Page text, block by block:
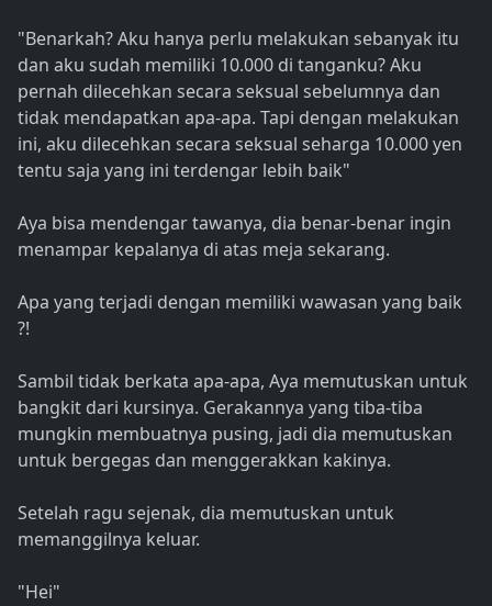
"Benarkah? Aku hanya perlu melakukan sebanyak itu
dan aku sudah memiliki 10.000 di tanganku? Aku
pernah dilecehkan secara seksual sebelumnya dan
tidak mendapatkan apa-apa. Tapi dengan melakukan
ini, aku dilecehkan secara seksual seharga 10.000 yen
tentu saja yang ini terdengar lebih baik"
Aya bisa mendengar tawanya, dia benar-benar ingin
menampar kepalanya di atas meja sekarang.
Apa yang terjadi dengan memiliki wawasan yang baik
?!
Sambil tidak berkata apa-apa, Aya memutuskan untuk
bangkit dari kursinya. Gerakannya yang tiba-tiba
mungkin membuatnya pusing, jadi dia memutuskan
untuk bergegas dan menggerakkan kakinya.
Setelah ragu sejenak, dia memutuskan untuk
memanggilnya keluar.
"Hei"